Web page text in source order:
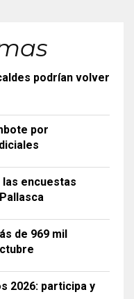
podrían volver
por
las encuestas
de 969 mil
2026: participa y